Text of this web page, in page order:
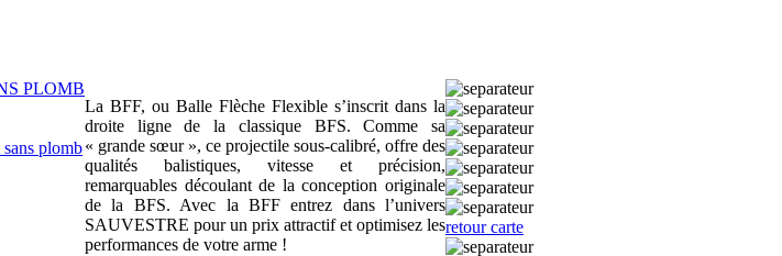
PLOMB
plomb
La BFF, ou Balle Flèche Flexible s’inscrit dans la
droite ligne de la classique BFS. Comme sa
« grande sœur », ce projectile sous-calibré, offre des
qualités balistiques, vitesse et précision,
remarquables découlant de la conception originale
de la BFS. Avec la BFF entrez dans l’univers
SAUVESTRE pour un prix attractif et optimisez les
performances de votre arme !
retour carte